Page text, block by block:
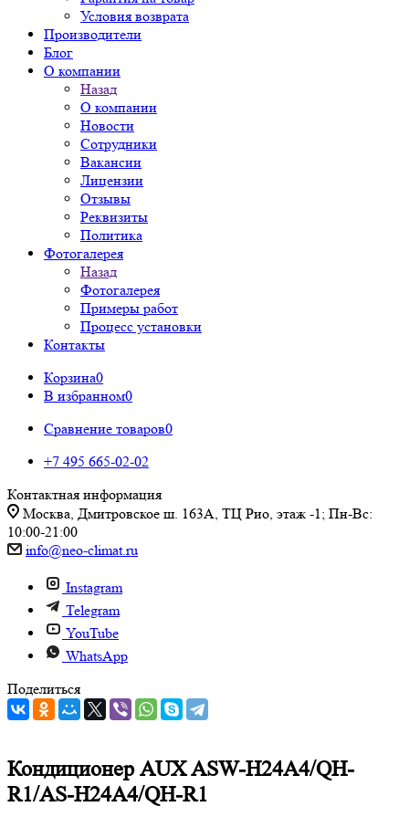
Условия возврата
Производители
Блог
О компании
Назад
О компании
Новости
Сотрудники
Вакансии
Лицензии
Отзывы
Реквизиты
Политика
Фотогалерея
Назад
Фотогалерея
Примеры работ
Процесс установки
Контакты
Корзина0
В избранном0
Сравнение товаров0
+7 495 665-02-02
Контактная информация
Москва, Дмитровское ш. 163А, ТЦ Рио, этаж -1; Пн-Вс:
10:00-21:00
info@neo-climat.ru
Instagram
Telegram
YouTube
WhatsApp
Поделиться
Кондиционер AUX ASW-H24A4/QH-
R1/AS-H24A4/QH-R1